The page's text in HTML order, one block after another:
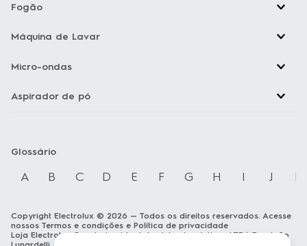
Fogão
Máquina de Lavar
Micro-ondas
Aspirador de pó
Glossário
A B C D E F G H I J K
Copyright Electrolux © 2026 — Todos os direitos reservados. Acesse
nossos Termos e condições e Política de privacidade
Loja Electrolux Comércio virtual de eletrodomésticos LTDA Rua João